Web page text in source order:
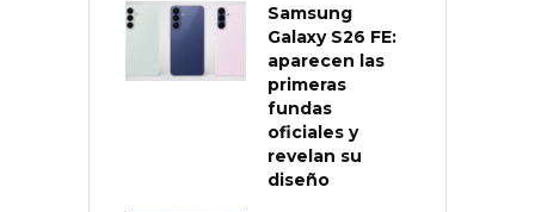
Samsung
Galaxy S26 FE:
aparecen las
primeras
fundas
oficiales y
revelan su
diseño